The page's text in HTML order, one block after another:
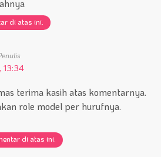
di atas ini.
13:34
terima kasih atas komentarnya.
role model per hurufnya.
di atas ini.